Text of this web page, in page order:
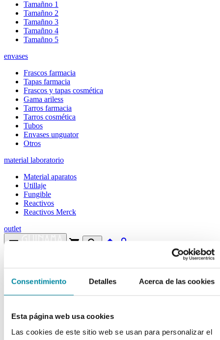
Consentimiento Detalles Acerca de las cookies
Esta página web usa cookies
Las cookies de este sitio web se usan para personalizar el
Tamañno 1
Tamañno 2
Tamañno 3
Tamañno 4
Tamañno 5
envases
Frascos farmacia
Tapas farmacia
Frascos y tapas cosmética
Gama ariless
Tarros farmacia
Tarros cosmética
Tubos
Envases unguator
Otros
material laboratorio
Material aparatos
Utillaje
Fungible
Reactivos
Reactivos Merck
outlet
menu shopping_cart search home lock
Actualmente se encuentra en:
arrow_back Ficha de producto